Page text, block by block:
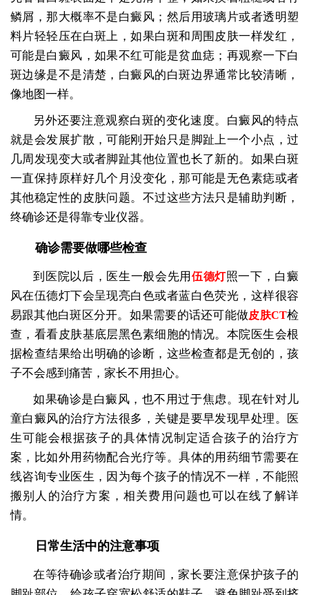
鳞屑，那大概率不是白癜风；然后用玻璃片或者透明塑
料片轻轻压在白斑上，如果白斑和周围皮肤一样发红，
可能是白癜风，如果不红可能是贫血痣；再观察一下白
斑边缘是不是清楚，白癜风的白斑边界通常比较清晰，
像地图一样。
另外还要注意观察白斑的变化速度。白癜风的特点
就是会发展扩散，可能刚开始只是脚趾上一个小点，过
几周发现变大或者脚趾其他位置也长了新的。如果白斑
一直保持原样好几个月没变化，那可能是无色素痣或者
其他稳定性的皮肤问题。不过这些方法只是辅助判断，
终确诊还是得靠专业仪器。
确诊需要做哪些检查
到医院以后，医生一般会先用 伍德灯照一下，白癜
风在伍德灯下会呈现亮白色或者蓝白色荧光，这样很容
易跟其他白斑区分开。如果需要的话还可能做皮肤CT检
查，看看皮肤基底层黑色素细胞的情况。本院医生会根
据检查结果给出明确的诊断，这些检查都是无创的，孩
子不会感到痛苦，家长不用担心。
如果确诊是白癜风，也不用过于焦虑。现在针对儿
童白癜风的治疗方法很多，关键是要早发现早处理。医
生可能会根据孩子的具体情况制定适合孩子的治疗方
案，比如外用药物配合光疗等。具体的用药细节需要在
线咨询专业医生，因为每个孩子的情况不一样，不能照
搬别人的治疗方案，相关费用问题也可以在线了解详
情。
日常生活中的注意事项
在等待确诊或者治疗期间，家长要注意保护孩子的